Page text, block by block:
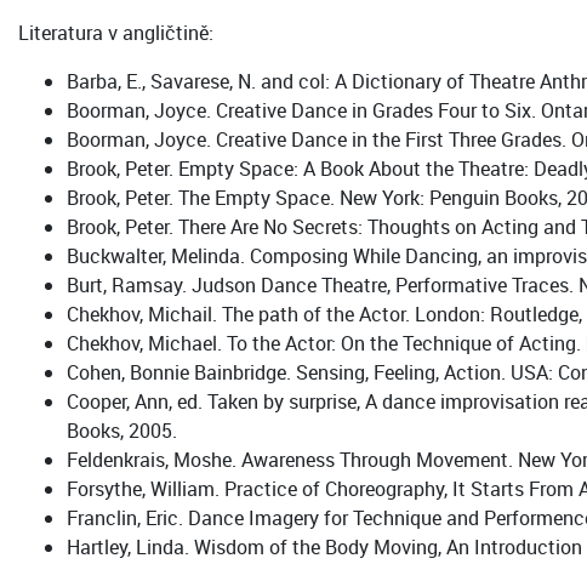
Literatura v angličtině:
Barba, E., Savarese, N. and col: A Dictionary of Theatre
Boorman, Joyce. Creative Dance in Grades Four to Six.
Boorman, Joyce. Creative Dance in the First Three Grades.
Brook, Peter. Empty Space: A Book About the Theatre:
Brook, Peter. The Empty Space. New York: Penguin Books,
Brook, Peter. There Are No Secrets: Thoughts on Acting
Buckwalter, Melinda. Composing While Dancing, an
Burt, Ramsay. Judson Dance Theatre, Performative Traces.
Chekhov, Michail. The path of the Actor. London: Routledge,
Chekhov, Michael. To the Actor: On the Technique of
Cohen, Bonnie Bainbridge. Sensing, Feeling, Action. USA:
Cooper, Ann, ed. Taken by surprise, A dance improvisation
Books, 2005.
Feldenkrais, Moshe. Awareness Through Movement. New
Forsythe, William. Practice of Choreography, It Starts From
Franclin, Eric. Dance Imagery for Technique and
Hartley, Linda. Wisdom of the Body Moving, An